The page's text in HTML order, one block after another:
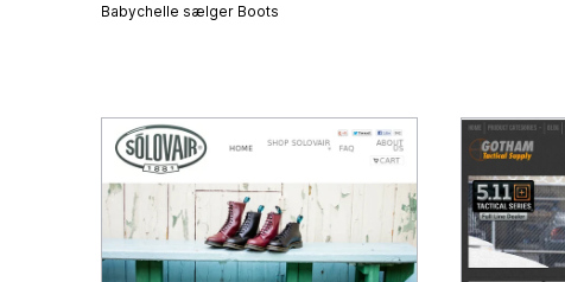
Babychelle sælger Boots